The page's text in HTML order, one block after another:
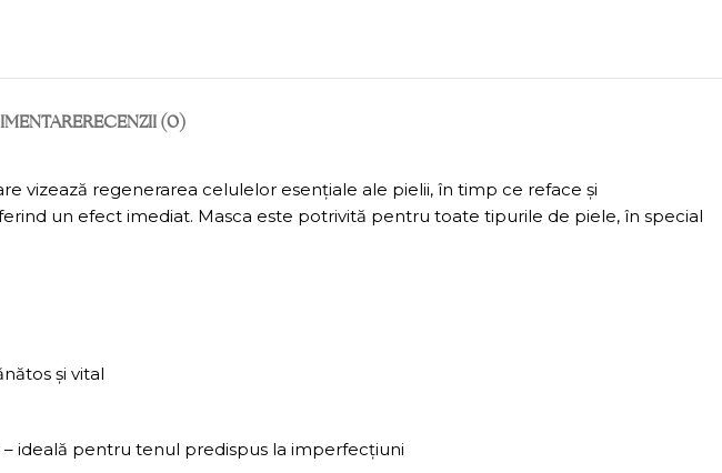
RECENZII (0)
vizează regenerarea celulelor esențiale ale pielii, în timp ce reface și
un efect imediat. Masca este potrivită pentru toate tipurile de piele, în special
și vital
ideală pentru tenul predispus la imperfecțiuni